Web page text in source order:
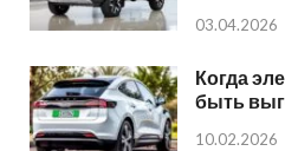
03.04.2026
Когда
быть
10.02.2026